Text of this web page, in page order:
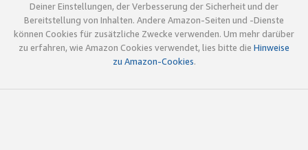
Deiner Einstellungen, der Verbesserung der Sicherheit und der
Bereitstellung von Inhalten. Andere Amazon-Seiten und -Dienste
können Cookies für zusätzliche Zwecke verwenden. Um mehr darüber
zu erfahren, wie Amazon Cookies verwendet, lies bitte die Hinweise
zu Amazon-Cookies.